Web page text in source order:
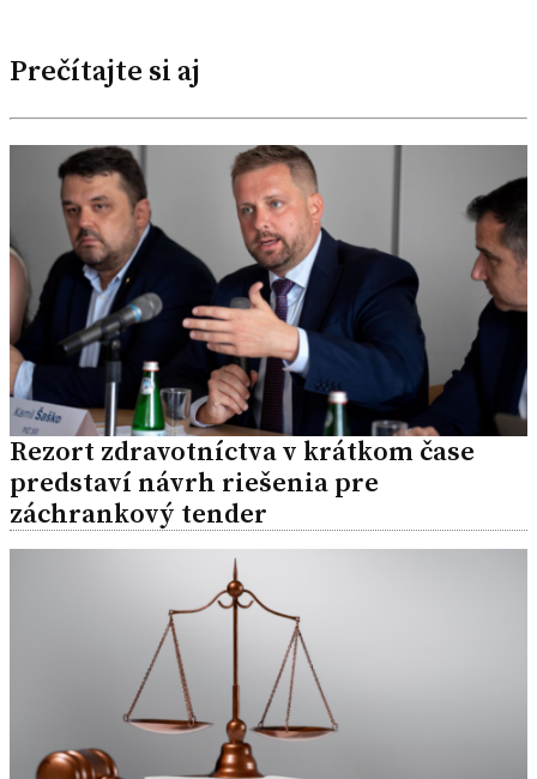
Prečítajte si aj
Rezort zdravotníctva v krátkom čase
predstaví návrh riešenia pre
záchrankový tender